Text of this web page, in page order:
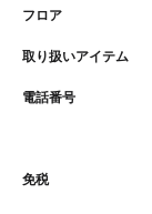
フロア
取り扱いアイテム
電話番号
免税